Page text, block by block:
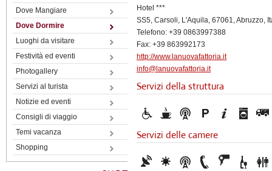
Dove Mangiare
Dove Dormire
Luoghi da visitare
Festività ed eventi
Photogallery
Servizi al turista
Notizie ed eventi
Consigli di viaggio
Temi vacanza
Shopping
Hotel ***
SS5, Carsoli, L'Aquila, 67061, Abruzzo,
Telefono: +39 0863997388
Fax: +39 863992173
http://www.lanuovafattoria.it
info@lanuovafattoria.it
Servizi della struttura
Servizi delle camere